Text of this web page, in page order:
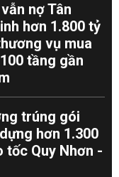
nợ Tân
hơn 1.800 tỷ
vụ mua
tầng gần
trúng gói
hơn 1.300
tốc Quy Nhơn -